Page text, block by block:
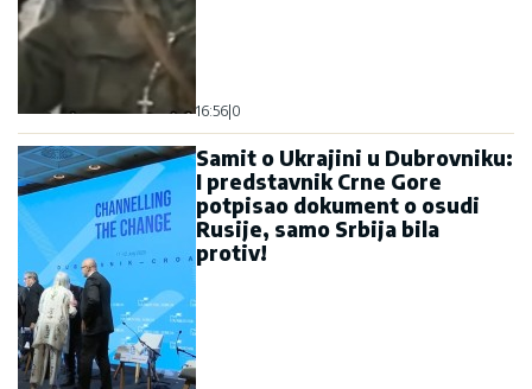
16:56 0
Samit o Ukrajini u Dubrovniku:
I predstavnik Crne Gore
potpisao dokument o osudi
Rusije, samo Srbija bila
protiv!